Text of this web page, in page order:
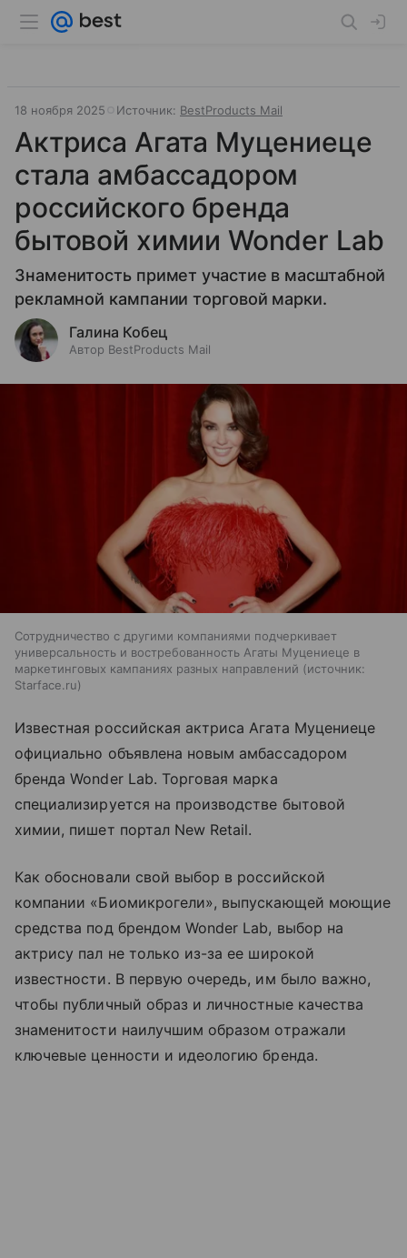
18 ноября 2025 Источник: BestProducts Mail
Актриса Агата Муцениеце
стала амбассадором
российского бренда
бытовой химии Wonder Lab
Знаменитость примет участие в масштабной
рекламной кампании торговой марки.
Галина Кобец
Автор BestProducts Mail
Сотрудничество с другими компаниями подчеркивает
универсальность и востребованность Агаты Муцениеце в
маркетинговых кампаниях разных направлений
источник:
Starface.ru
Известная российская актриса Агата Муцениеце
официально объявлена новым амбассадором
бренда Wonder Lab. Торговая марка
специализируется на производстве бытовой
химии, пишет портал New Retail.
Как обосновали свой выбор в российской
компании «Биомикрогели», выпускающей моющие
средства под брендом Wonder Lab, выбор на
актрису пал не только из-за ее широкой
известности. В первую очередь, им было важно,
чтобы публичный образ и личностные качества
знаменитости наилучшим образом отражали
ключевые ценности и идеологию бренда.